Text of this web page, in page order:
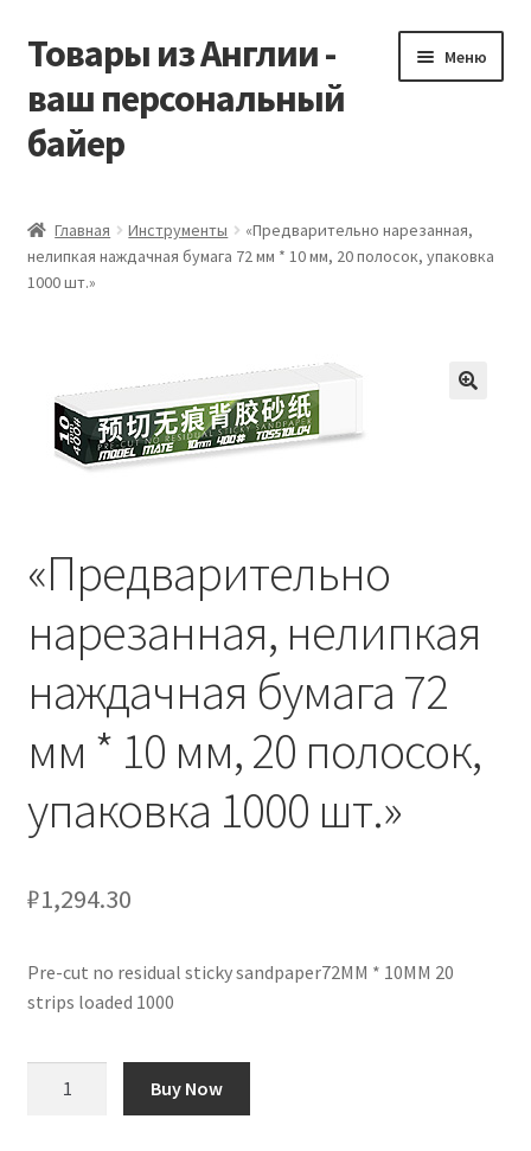
Перейти
навигации
Перейти
содержимому
Товары из Англии -
ваш персональный
байер
Меню
Виды доставки
Контакты
Корзина
Отзывы
Оформление заказа
Партнерам
Скидки
Главная Инструменты
«Предварительно нарезанная,
нелипкая наждачная бумага 72 мм * 10 мм, 20 полосок, упаковка
1000 шт.»
«Предварительно
нарезанная, нелипкая
наждачная бумага 72
мм * 10 мм, 20 полосок,
упаковка 1000 шт.»
₽1,294.30
Pre-cut no residual sticky sandpaper72MM * 10MM 20
strips loaded 1000
Buy Now